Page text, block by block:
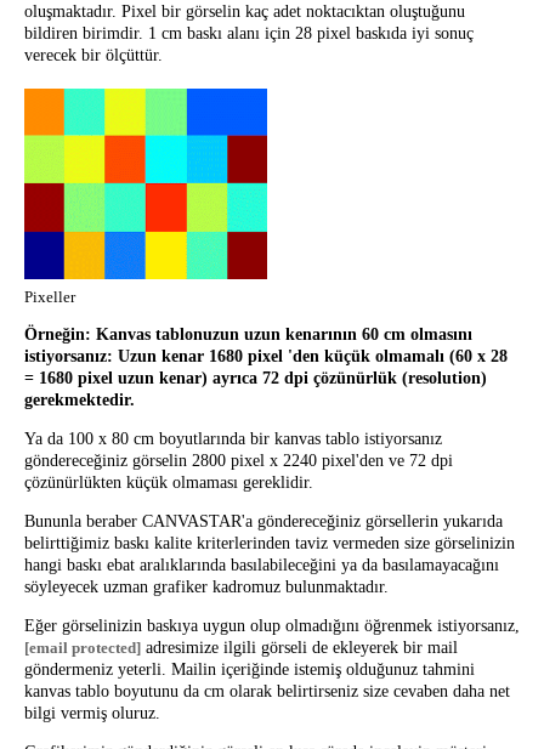
oluşmaktadır. Pixel bir görselin kaç adet noktacıktan oluştuğunu
bildiren birimdir. 1 cm baskı alanı için 28 pixel baskıda iyi sonuç
verecek bir ölçüttür.
Pixeller
Örneğin: Kanvas tablonuzun uzun kenarının 60 cm olmasını
istiyorsanız: Uzun kenar 1680 pixel 'den küçük olmamalı (60 x 28
= 1680 pixel uzun kenar) ayrıca 72 dpi çözünürlük (resolution)
gerekmektedir.
Ya da 100 x 80 cm boyutlarında bir kanvas tablo istiyorsanız
göndereceğiniz görselin 2800 pixel x 2240 pixel'den ve 72 dpi
çözünürlükten küçük olmaması gereklidir.
Bununla beraber CANVASTAR'a göndereceğiniz görsellerin yukarıda
belirttiğimiz baskı kalite kriterlerinden taviz vermeden size görselinizin
hangi baskı ebat aralıklarında basılabileceğini ya da basılamayacağını
söyleyecek uzman grafiker kadromuz bulunmaktadır.
Eğer görselinizin baskıya uygun olup olmadığını öğrenmek istiyorsanız,
[email protected] adresimize ilgili görseli de ekleyerek bir mail
göndermeniz yeterli. Mailin içeriğinde istemiş olduğunuz tahmini
kanvas tablo boyutunu da cm olarak belirtirseniz size cevaben daha net
bilgi vermiş oluruz.